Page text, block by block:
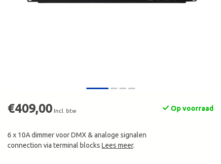
€409,00 Incl. btw Op voorraad
6 x 10A dimmer voor DMX & analoge signalen
connection via terminal blocks Lees meer.